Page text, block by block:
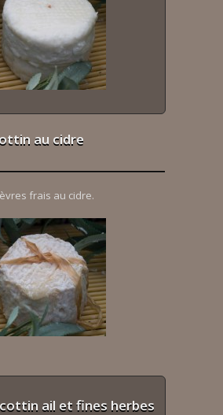
au cidre
frais au cidre.
ail et fines herbes